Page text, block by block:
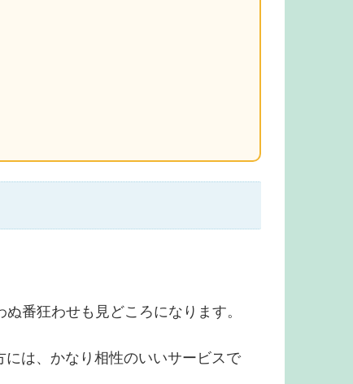
番狂わせも見どころになります。
は、かなり相性のいいサービスで